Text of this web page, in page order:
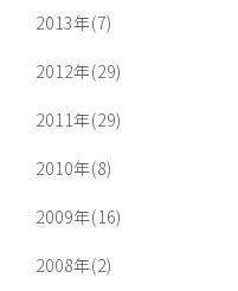
2013年(7)
2012年(29)
2011年(29)
2010年(8)
2009年(16)
2008年(2)